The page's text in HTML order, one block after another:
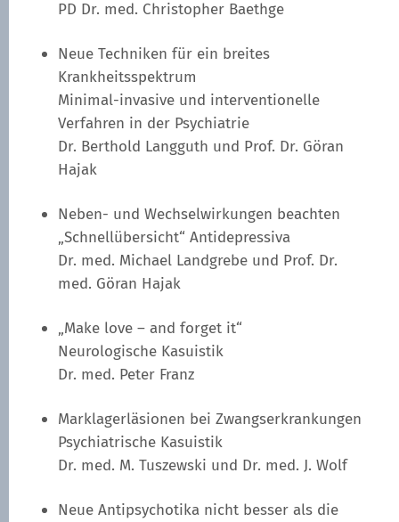
PD Dr. med. Christopher Baethge
Neue Techniken für ein breites
Krankheitsspektrum
Minimal-invasive und interventionelle
Verfahren in der Psychiatrie
Dr. Berthold Langguth und Prof. Dr. Göran
Hajak
Neben- und Wechselwirkungen beachten
„Schnellübersicht“ Antidepressiva
Dr. med. Michael Landgrebe und Prof. Dr.
med. Göran Hajak
„Make love – and forget it“
Neurologische Kasuistik
Dr. med. Peter Franz
Marklagerläsionen bei Zwangserkrankungen
Psychiatrische Kasuistik
Dr. med. M. Tuszewski und Dr. med. J. Wolf
Neue Antipsychotika nicht besser als die